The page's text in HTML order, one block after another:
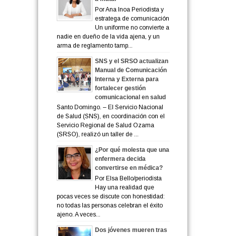
Por Ana Inoa Periodista y
estratega de comunicación
Un uniforme no convierte a
nadie en dueño de la vida ajena, y un
arma de reglamento tamp...
SNS y el SRSO actualizan
Manual de Comunicación
Interna y Externa para
fortalecer gestión
comunicacional en salud
Santo Domingo. – El Servicio Nacional
de Salud (SNS), en coordinación con el
Servicio Regional de Salud Ozama
(SRSO), realizó un taller de ...
¿Por qué molesta que una
enfermera decida
convertirse en médica?
Por Elsa Bello/periodista
Hay una realidad que
pocas veces se discute con honestidad:
no todas las personas celebran el éxito
ajeno. A veces...
Dos jóvenes mueren tras